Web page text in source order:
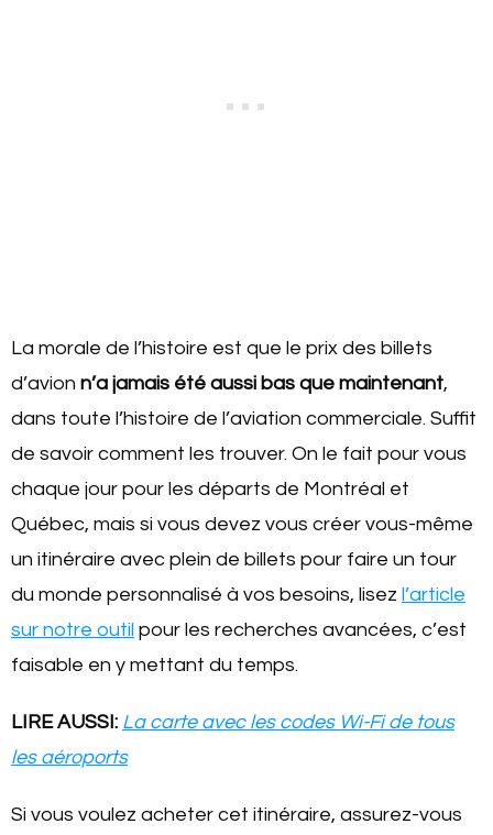
La morale de l’histoire est que le prix des billets
d’avion n’a jamais été aussi bas que maintenant,
dans toute l’histoire de l’aviation commerciale. Suffit
de savoir comment les trouver. On le fait pour vous
chaque jour pour les départs de Montréal et
Québec, mais si vous devez vous créer vous-même
un itinéraire avec plein de billets pour faire un tour
du monde personnalisé à vos besoins, lisez l’article
sur notre outil pour les recherches avancées, c’est
faisable en y mettant du temps.
LIRE AUSSI: La carte avec les codes Wi-Fi de tous
les aéroports
Si vous voulez acheter cet itinéraire, assurez-vous